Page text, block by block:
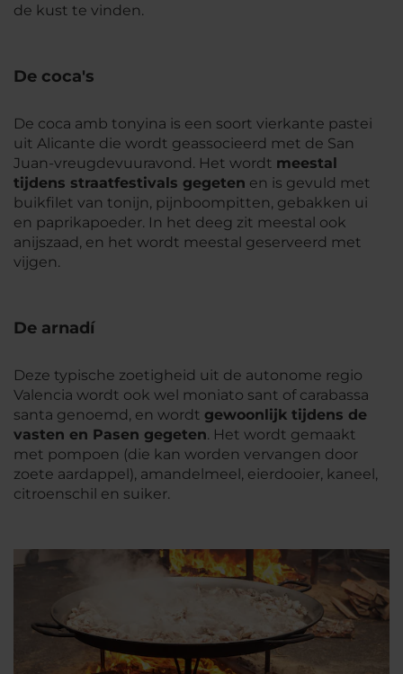
de kust te vinden.
De coca's
De coca amb tonyina is een soort vierkante pastei
uit Alicante die wordt geassocieerd met de San
Juan-vreugdevuuravond. Het wordt meestal
tijdens straatfestivals gegeten en is gevuld met
buikfilet van tonijn, pijnboompitten, gebakken ui
en paprikapoeder. In het deeg zit meestal ook
anijszaad, en het wordt meestal geserveerd met
vijgen.
De arnadí
Deze typische zoetigheid uit de autonome regio
Valencia wordt ook wel moniato sant of carabassa
santa genoemd, en wordt gewoonlijk tijdens de
vasten en Pasen gegeten. Het wordt gemaakt
met pompoen (die kan worden vervangen door
zoete aardappel), amandelmeel, eierdooier, kaneel,
citroenschil en suiker.